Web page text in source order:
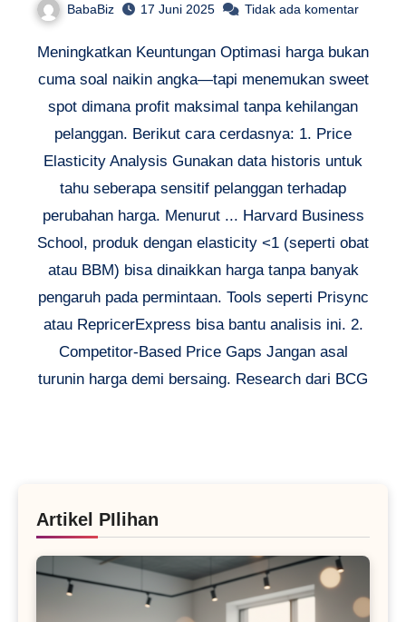
BabaBiz 17 Juni 2025 Tidak ada komentar
Meningkatkan Keuntungan Optimasi harga bukan
cuma soal naikin angka—tapi menemukan sweet
spot dimana profit maksimal tanpa kehilangan
pelanggan. Berikut cara cerdasnya: 1. Price
Elasticity Analysis Gunakan data historis untuk
tahu seberapa sensitif pelanggan terhadap
perubahan harga. Menurut ... Harvard Business
School, produk dengan elasticity <1 (seperti obat
atau BBM) bisa dinaikkan harga tanpa banyak
pengaruh pada permintaan. Tools seperti Prisync
atau RepricerExpress bisa bantu analisis ini. 2.
Competitor-Based Price Gaps Jangan asal
turunin harga demi bersaing. Research dari BCG
Artikel PIlihan